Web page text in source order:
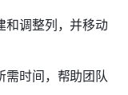
和调整列，并移动
需时间，帮助团队